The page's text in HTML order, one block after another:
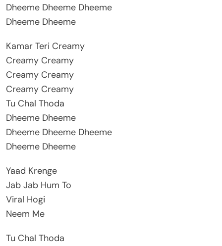
Dheeme Dheeme Dheeme
Dheeme Dheeme
Kamar Teri Creamy
Creamy Creamy
Creamy Creamy
Creamy Creamy
Tu Chal Thoda
Dheeme Dheeme
Dheeme Dheeme Dheeme
Dheeme Dheeme
Yaad Krenge
Jab Jab Hum To
Viral Hogi
Neem Me
Tu Chal Thoda